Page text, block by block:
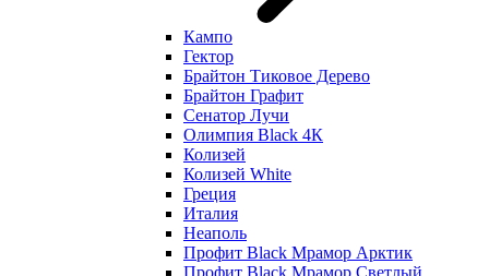
Кампо
Гектор
Брайтон Тиковое Дерево
Брайтон Графит
Сенатор Лучи
Олимпия Black 4К
Колизей
Колизей White
Греция
Италия
Неаполь
Профит Black Мрамор Арктик
Профит Black Мрамор Светлый